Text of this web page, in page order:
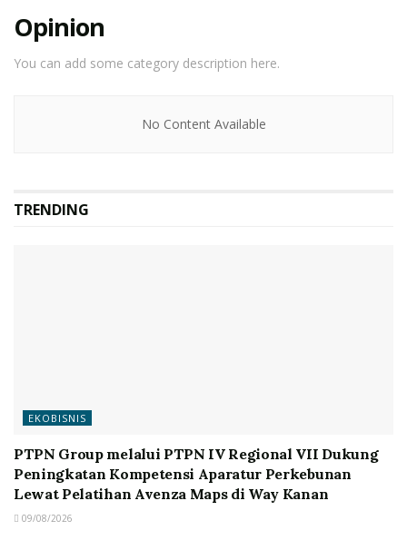
Opinion
You can add some category description here.
No Content Available
TRENDING
EKOBISNIS
PTPN Group melalui PTPN IV Regional VII Dukung
Peningkatan Kompetensi Aparatur Perkebunan
Lewat Pelatihan Avenza Maps di Way Kanan
09/08/2026